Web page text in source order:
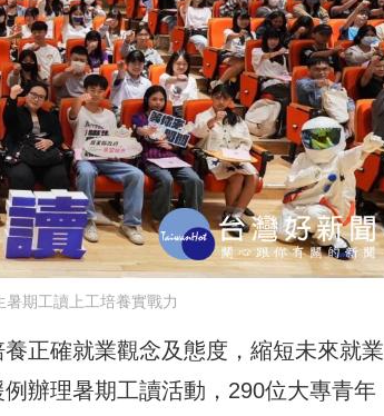
期工讀上工培養實戰力
正確就業觀念及態度，縮短未來就業
辦理暑期工讀活動，290位大專青年